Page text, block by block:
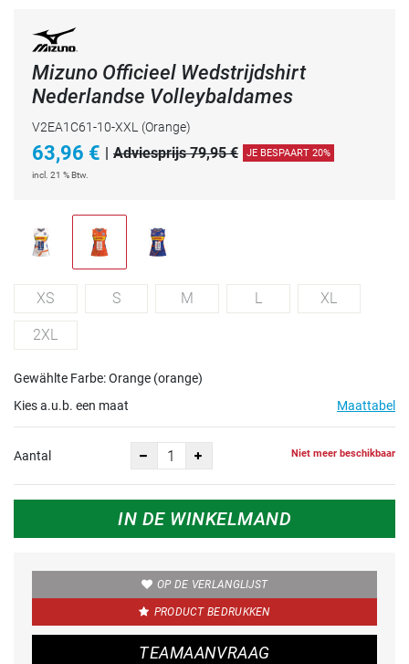
Mizuno Officieel Wedstrijdshirt
Nederlandse Volleybaldames
V2EA1C61-10-XXL (Orange)
63,96 € | Adviesprijs 79,95 € JE BESPAART 20%
incl. 21 % Btw.
XS S M L XL
2XL
Gewählte Farbe: Orange (orange)
Kies a.u.b. een maat
Maattabel
Aantal Niet meer beschikbaar
IN DE WINKELMAND
OP DE VERLANGLIJST
PRODUCT BEDRUKKEN
TEAMAANVRAAG